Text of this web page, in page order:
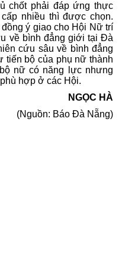
chốt phải đáp ứng thực
nhiều thì được chọn.
ý giao cho Hội Nữ trí
về bình đẳng giới tại Đà
cứu sâu về bình đẳng
tiến bộ của phụ nữ thành
nữ có năng lực nhưng
hợp ở các Hội.
NGỌC HÀ
(Nguồn: Báo Đà Nẵng)